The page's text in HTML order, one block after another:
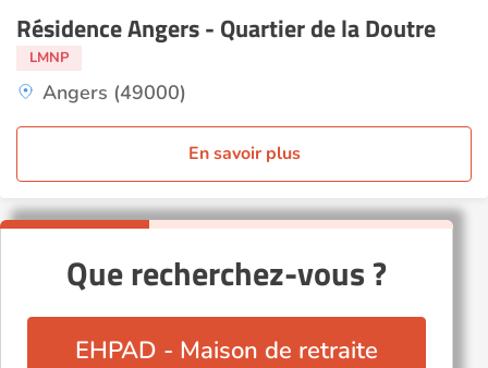
Résidence Angers - Quartier de la Doutre
LMNP
Angers (49000)
En savoir plus
Que recherchez-vous ?
EHPAD - Maison de retraite